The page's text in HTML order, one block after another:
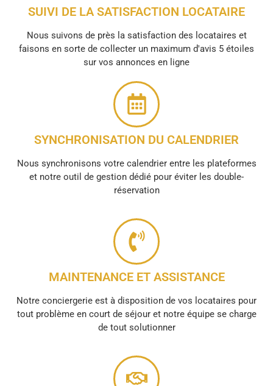
SUIVI DE LA SATISFACTION LOCATAIRE
Nous suivons de près la satisfaction des locataires et
faisons en sorte de collecter un maximum d'avis 5 étoiles
sur vos annonces en ligne
SYNCHRONISATION DU CALENDRIER
Nous synchronisons votre calendrier entre les plateformes
et notre outil de gestion dédié pour éviter les double-
réservation
MAINTENANCE ET ASSISTANCE
Notre conciergerie est à disposition de vos locataires pour
tout problème en court de séjour et notre équipe se charge
de tout solutionner